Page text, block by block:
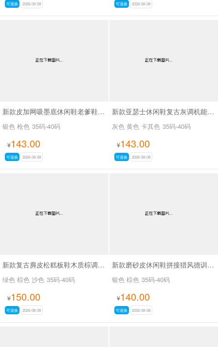
可退换 2026-08-08 可退换 2026-08-08
新款皮加网吸墨底休闲鞋老爹鞋SA6078
银色 枪色 35码-40码
¥143.00
可退换 2026-08-08
新款亚瑟士休闲鞋复古灰调机能老爹鞋SA17022-1
灰色 黄色 卡其色 35码-40码
¥143.00
可退换 2026-08-08
新款复古麂皮松糕板鞋木质棕调秋磨砂皮休闲鞋SA2111
绿色 棕色 沙色 35码-40码
¥150.00
可退换 2026-08-08
新款磨砂皮休闲鞋拼接猎风德训鞋SA9291
银色 棕色 35码-40码
¥140.00
可退换 2026-08-08